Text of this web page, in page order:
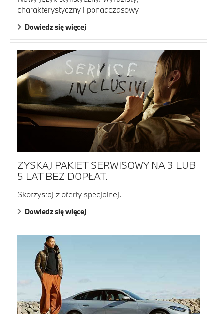
charakterystyczny i ponadczasowy.
Dowiedz się więcej
ZYSKAJ PAKIET SERWISOWY NA 3 LUB
5 LAT BEZ DOPŁAT.
Skorzystaj z oferty specjalnej.
Dowiedz się więcej